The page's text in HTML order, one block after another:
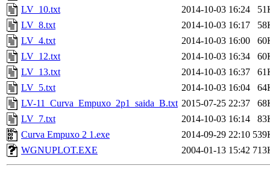
LV_10.txt
2014-10-03 16:24
LV_8.txt
2014-10-03 16:17
LV_4.txt
2014-10-03 16:00
LV_12.txt
2014-10-03 16:34
LV_13.txt
2014-10-03 16:37
LV_5.txt
2014-10-03 16:04
LV-11_Curva_Empuxo_2p1_saida_B.txt 2015-07-25 22:37
LV_7.txt
2014-10-03 16:14
Curva Empuxo 2 1.exe
2014-09-29 22:10
WGNUPLOT.EXE
2004-01-13 15:42